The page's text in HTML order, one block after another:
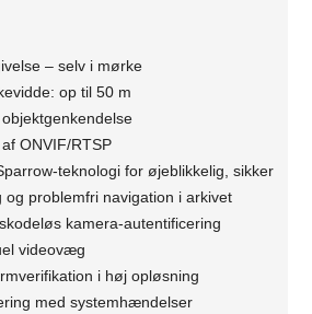
– selv i mørke
op til 50 m
ONVIF/RTSP
teknologi for øjeblikkelig, sikker
og problemfri navigation i arkivet
kamera-autentificering
videovæg
i høj opløsning
med systemhændelser